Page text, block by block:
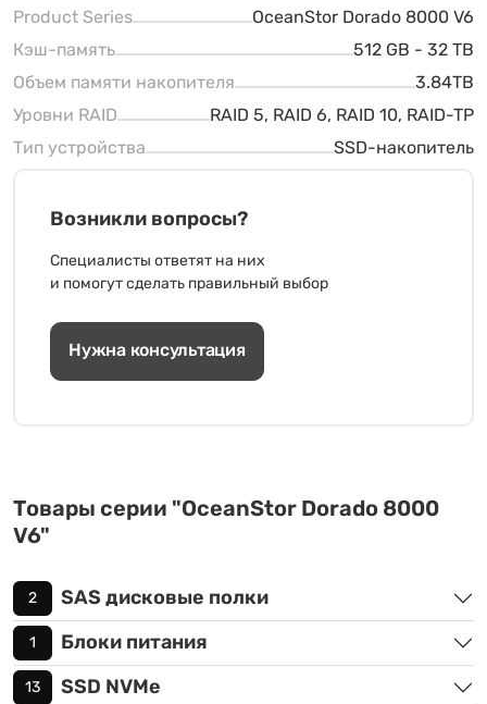
Product Series
OceanStor Dorado 8000 V6
Кэш-память
512 GB - 32 TB
Объем памяти накопителя
3.84TB
Уровни RAID
RAID 5, RAID 6, RAID 10, RAID-TP
Тип устройства
SSD-накопитель
Возникли вопросы?
Специалисты ответят на них
и помогут сделать правильный выбор
Нужна консультация
Товары серии "OceanStor Dorado 8000
V6"
2 SAS дисковые полки
1 Блоки питания
13 SSD NVMe